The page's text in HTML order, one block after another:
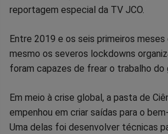
FacebookWhatsappTwitter
reportagem especial da TV JCO.
Entre 2019 e os seis primeiros meses
mesmo os severos lockdowns
foram capazes de frear o trabalho do
Em meio à crise global, a pasta de
empenhou em criar saídas para o
Uma delas foi desenvolver técnicas